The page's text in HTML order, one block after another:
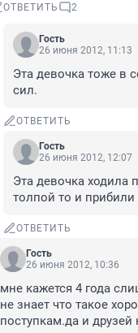
ОТВЕТИТЬ 2
Гость
26 июня 2012, 11:13
Эта девочка тоже в
сил.
ОТВЕТИТЬ
Гость
26 июня 2012, 12:07
Эта девочка ходила
толпой то и прибили
ОТВЕТИТЬ
Гость
26 июня 2012, 10:36
мне кажется 4 года
не знает что такое
поступкам.да и